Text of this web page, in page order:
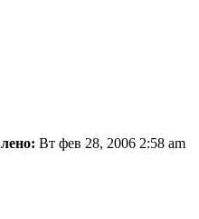
Вт фев 28, 2006 2:58 am